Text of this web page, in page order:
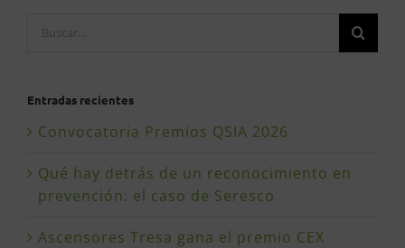
Entradas recientes
Convocatoria Premios QSIA 2026
Qué hay detrás de un reconocimiento en
prevención: el caso de Seresco
Ascensores Tresa gana el premio CEX